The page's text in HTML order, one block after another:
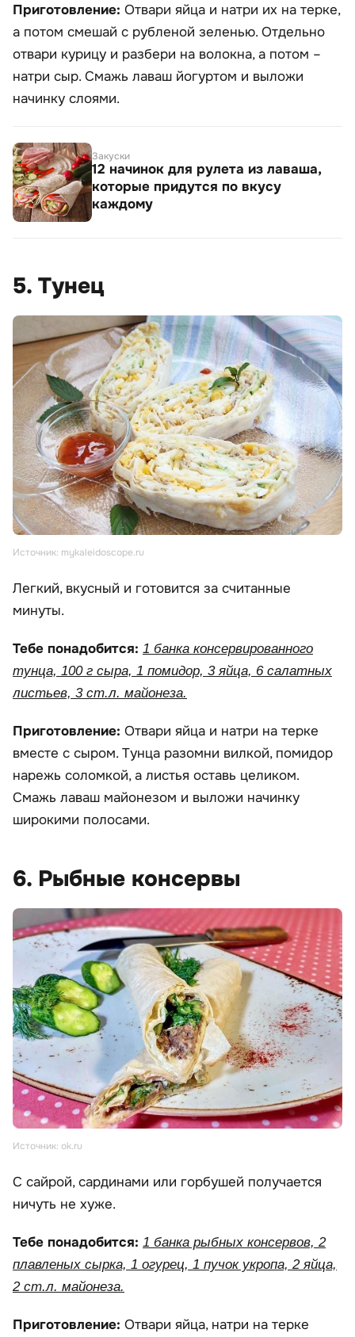
Приготовление: Отвари яйца и натри их на терке,
а потом смешай с рубленой зеленью. Отдельно
отвари курицу и разбери на волокна, а потом –
натри сыр. Смажь лаваш йогуртом и выложи
начинку слоями.
Закуски
12 начинок для рулета из лаваша,
которые придутся по вкусу
каждому
5. Тунец
Источник: mykaleidoscope.ru
Легкий, вкусный и готовится за считанные
минуты.
Тебе понадобится: 1 банка консервированного
тунца, 100 г сыра, 1 помидор, 3 яйца, 6 салатных
листьев, 3 ст.л. майонеза.
Приготовление: Отвари яйца и натри на терке
вместе с сыром. Тунца разомни вилкой, помидор
нарежь соломкой, а листья оставь целиком.
Смажь лаваш майонезом и выложи начинку
широкими полосами.
6. Рыбные консервы
Источник: ok.ru
С сайрой, сардинами или горбушей получается
ничуть не хуже.
Тебе понадобится: 1 банка рыбных консервов, 2
плавленых сырка, 1 огурец, 1 пучок укропа, 2 яйца,
2 ст.л. майонеза.
Приготовление: Отвари яйца, натри на терке